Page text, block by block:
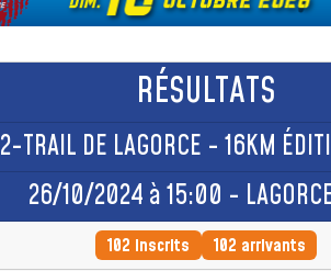
RÉSULTATS
2-TRAIL DE LAGORCE - 16KM
26/10/2024 à 15:00 -
102 inscrits 102 arrivants